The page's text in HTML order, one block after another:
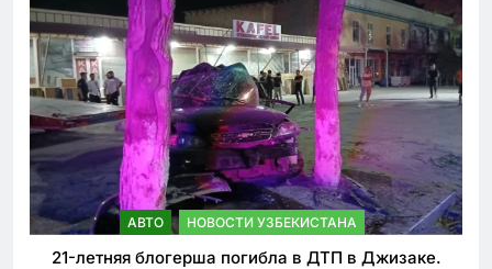
АВТО НОВОСТИ УЗБЕКИСТАНА
21-летняя блогерша погибла в ДТП в Джизаке.